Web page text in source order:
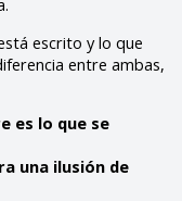
escrito y lo que
entre ambas,
es lo que se
una ilusión de